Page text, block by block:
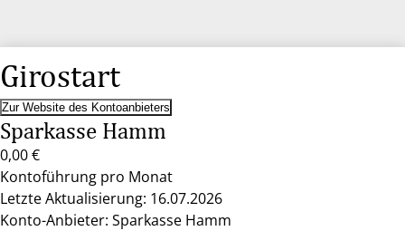
Girostart
Zur Website des Kontoanbieters
Sparkasse Hamm
0,00 €
Kontoführung pro Monat
Letzte Aktualisierung: 16.07.2026
Konto-Anbieter: Sparkasse Hamm